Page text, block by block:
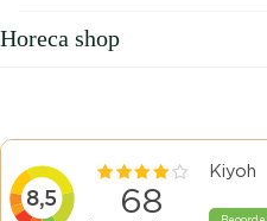
Horeca shop